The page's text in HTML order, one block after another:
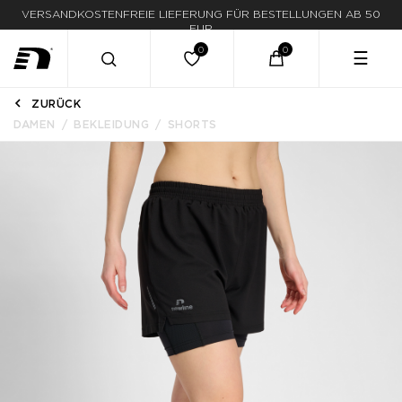
VERSANDKOSTENFREIE LIEFERUNG FÜR BESTELLUNGEN AB 50
EUR
☰
ZURÜCK
DAMEN
BEKLEIDUNG SHORTS